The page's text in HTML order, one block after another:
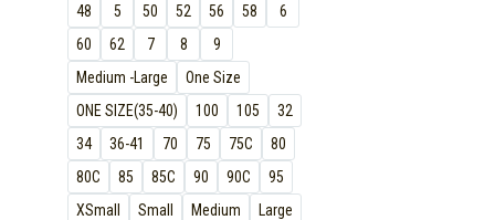
48
5 50 52 56 58
6
60
62 7 8
9
Medium -Large
One Size
ONE SIZE(35-40)
100 105
32
34
36-41 70 75 75C
80
80C
85 85C 90 90C
95
XSmall
Small Medium
Large